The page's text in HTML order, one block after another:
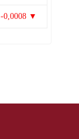
-0,0008 ▼